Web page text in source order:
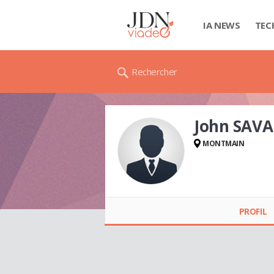
IA NEWS
Rechercher
John
MONTMAIN
PROFIL